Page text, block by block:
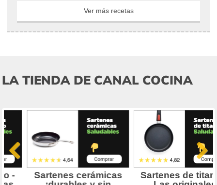
Ver más recetas
LA TIENDA DE CANAL COCINA